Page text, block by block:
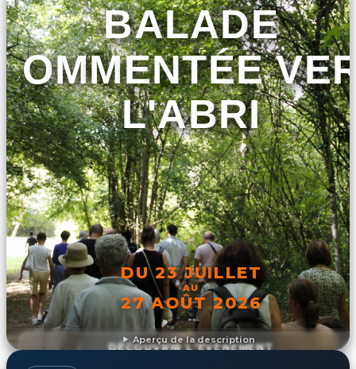
Aperçu de la description
BALADE
L'ABRI
DU 23 JUILLET
AU
27 AOÛT 2026
DÉCOUVRIR L'ÉVÉNEMENT